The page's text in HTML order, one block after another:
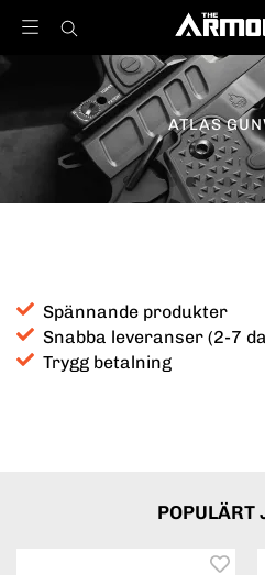
Spännande produkter
Snabba leveranser (2-7
Trygg betalning
POPULÄRT